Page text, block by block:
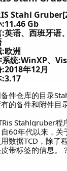
Stahl
:11.46 Gb
英语、西班牙语
:欧洲
系统:WinXP、
年12月
:3.17
件仓库的目录
的备件和附件目
Stahlgruber程
60年代以来，关
数据TCD，除了
带标签的信息。